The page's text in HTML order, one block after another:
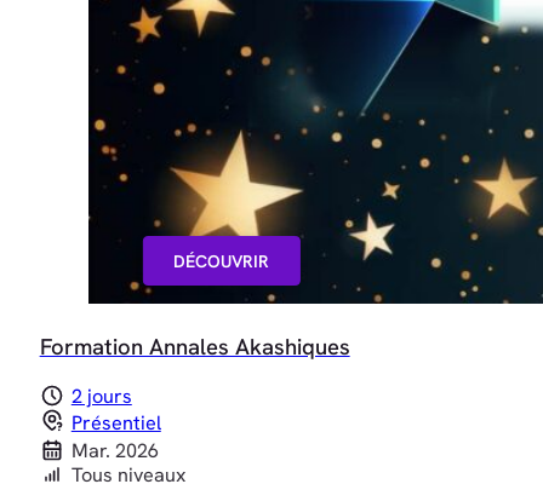
DÉCOUVRIR
Formation Annales Akashiques
2 jours
Présentiel
Mar. 2026
Tous niveaux